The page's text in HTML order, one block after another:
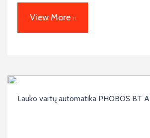
View More
Lauko vartų automatika PHOBOS BT